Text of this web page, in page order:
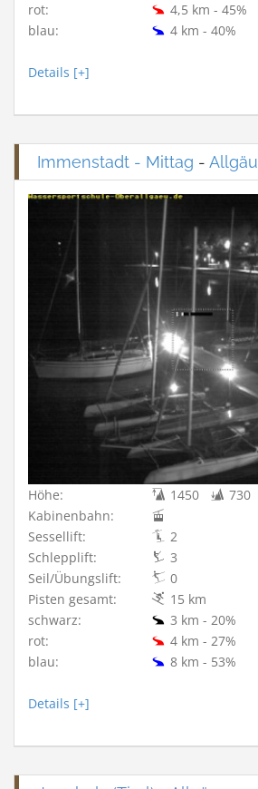
rot:
4,5 km - 45%
blau:
4 km - 40%
Details [+]
Immenstadt - Mittag - Allgäu
Höhe: 1450 730
Kabinenbahn:
Sessellift:
2
Schlepplift:
3
Seil/Übungslift:
0
Pisten gesamt:
15 km
schwarz:
3 km - 20%
rot:
4 km - 27%
blau:
8 km - 53%
Details [+]